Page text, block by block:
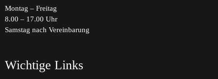
Montag – Freitag
8.00 – 17.00 Uhr
Samstag nach Vereinbarung
Wichtige Links